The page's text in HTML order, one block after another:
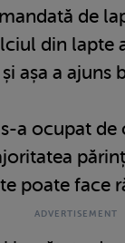
de
din lapte
așa a ajuns
a ocupat
poate face